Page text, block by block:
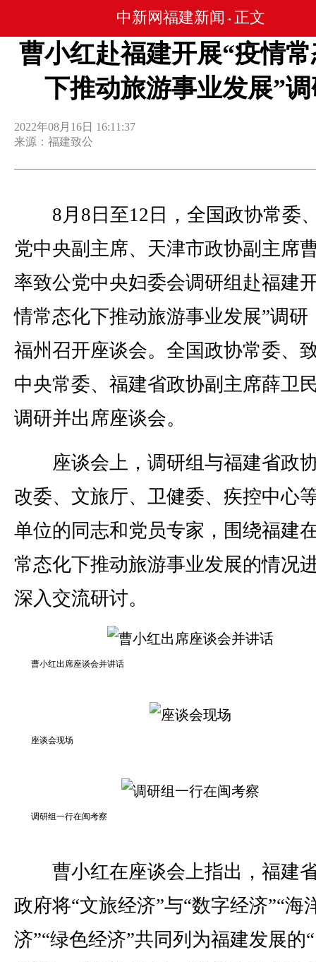
中新网福建新闻 • 正文
曹小红赴福建开展“疫情
下推动旅游事业发展”
2022年08月16日 16:11:37
来源：福建致公
8月8日至12日，全国政协常委
党中央副主席、天津市政协副主席
率致公党中央妇委会调研组赴福建
情常态化下推动旅游事业发展”调研
福州召开座谈会。全国政协常委、
中央常委、福建省政协副主席薛卫
调研并出席座谈会。
座谈会上，调研组与福建省政
改委、文旅厅、卫健委、疾控中心
单位的同志和党员专家，围绕福建
常态化下推动旅游事业发展的情况
深入交流研讨。
曹小红出席座谈会并讲话
座谈会现场
调研组一行在闽考察
曹小红在座谈会上指出，福建
政府将“文旅经济”与“数字经济”“海
济”“绿色经济”共同列为福建发展的